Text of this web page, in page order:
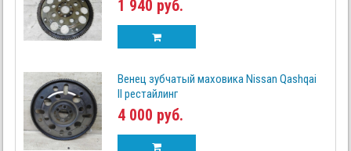
1 940 руб.
Венец зубчатый маховика Nissan Qashqai
II рестайлинг
4 000 руб.